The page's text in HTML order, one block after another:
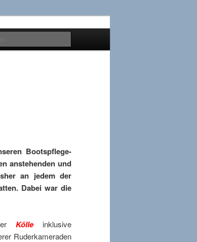
Bootspflege-
anstehenden und
an jedem der
Dabei war die
derKölleinklusive
Ruderkameraden